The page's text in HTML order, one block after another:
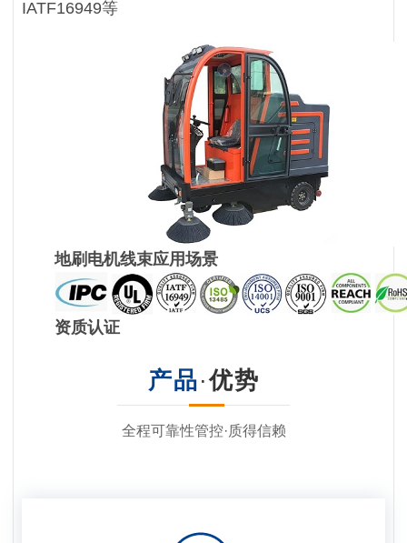
IATF16949等
地刷电机线束应用场景
资质认证
产品·优势
全程可靠性管控·质得信赖